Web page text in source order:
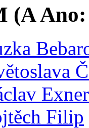
(AAno:
Exner
Filip